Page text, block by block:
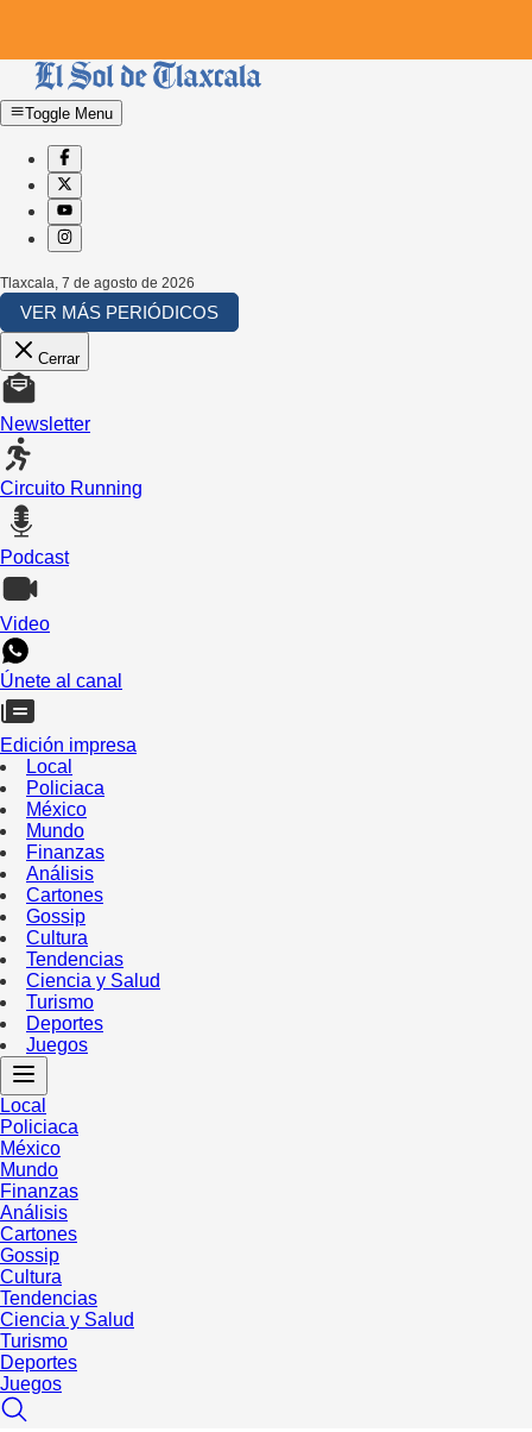
Toggle Menu
Tlaxcala 7 de agosto de 2026
VER MÁS PERIÓDICOS
Cerrar
Newsletter
Circuito Running
Podcast
Video
Únete al canal
Edición impresa
Local
Policiaca
México
Mundo
Finanzas
Análisis
Cartones
Gossip
Cultura
Tendencias
Ciencia y Salud
Turismo
Deportes
Juegos
Local
Policiaca
México
Mundo
Finanzas
Análisis
Cartones
Gossip
Cultura
Tendencias
Ciencia y Salud
Turismo
Deportes
Juegos